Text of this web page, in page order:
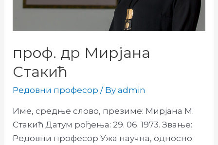
проф. др Мирјана
Стакић
Редовни професор / Byadmin
Име, средње слово, презиме: Мирјана М.
Стакић Датум рођења: 29. 06. 1973. Звање:
Редовни професор Ужа научна, односно